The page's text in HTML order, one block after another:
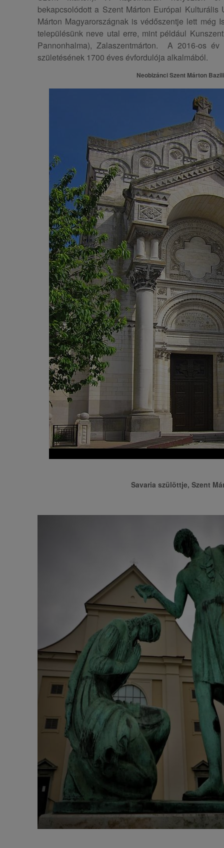
bekapcsolódott a Szent Márton Európai Kulturális
Márton Magyarországnak is védőszentje lett még
településünk neve utal erre, mint például
Pannonhalma), Zalaszentmárton. A 2016-os év
születésének 1700 éves évfordulója alkalmából.
Neobizánci Szent Márton
Savaria szülöttje, Szent